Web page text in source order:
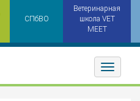
СПбВО
Ветеринарная
школа VET
MEET
Toggler